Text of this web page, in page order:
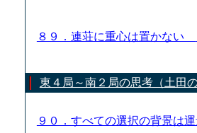
８９．連荘に重心は置かない
東４局～南２局の思考（土田の
９０．すべての選択の背景は